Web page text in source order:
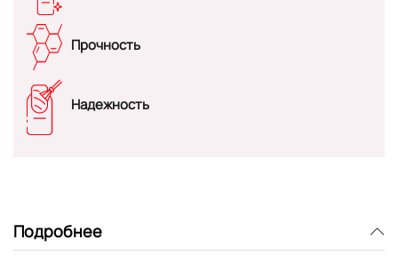
Прочность
Надежность
Подробнее